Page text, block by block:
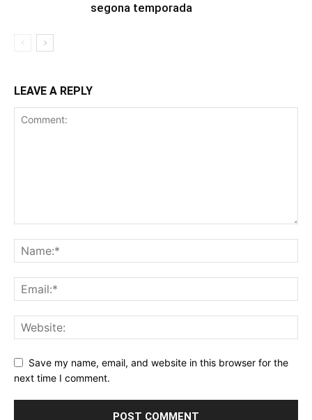
segona temporada
LEAVE A REPLY
Save my name, email, and website in this browser for the
next time I comment.